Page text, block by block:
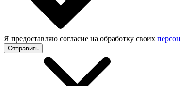
Я предоставляю согласие на обработку своих
Отправить